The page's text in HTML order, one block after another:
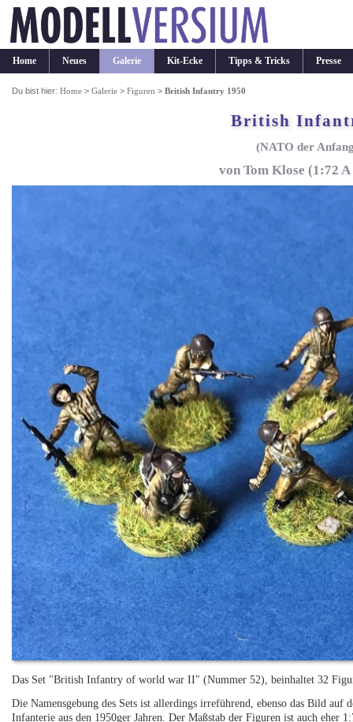
Home Neues Galerie Kit-Ecke Tipps & Tricks Presse
Du bist hier:Home >Galerie >Figuren >British Infantry 1950
British
(NATO der
von Tom Klose (1:72
Das Set "British Infantry of world war II" (Nummer 52), beinhaltet 32
Die Namensgebung des Sets ist allerdings irreführend, ebenso das Bild
Infanterie aus den 1950ger Jahren. Der Maßstab der Figuren ist auch eher